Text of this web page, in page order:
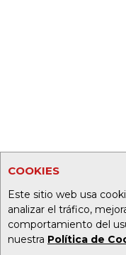
COOKIES
Este sitio web usa
analizar el tráfico,
comportamiento del
nuestra Política de